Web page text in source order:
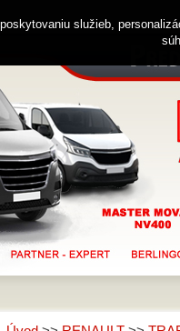
služieb,